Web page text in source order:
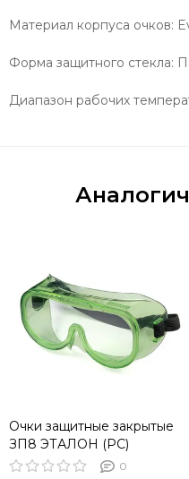
Материал корпуса очков:
Форма защитного стекла:
Диапазон рабочих
Очки защитные закрытые
ЗП8 ЭТАЛОН (PC)
0